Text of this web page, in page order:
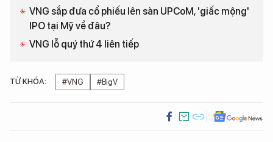
VNG sắp đưa cổ phiếu lên sàn UPCoM, 'giấc mộng'
IPO tại Mỹ về đâu?
VNG lỗ quý thứ 4 liên tiếp
TỪ KHÓA: #VNG #BigV